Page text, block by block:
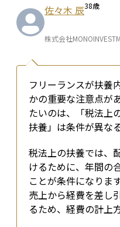
佐々木 辰38歳
株式会社
フリーランスが扶養
かの重要な注意点が
たいのは、「税法上
扶養」は条件が異な
税法上の扶養では、
けるために、年間の
ことが条件になりま
売上から経費を差し
るため、経費の計上